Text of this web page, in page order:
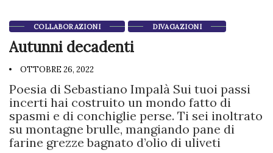
COLLABORAZIONI DIVAGAZIONI
Autunni decadenti
OTTOBRE 26, 2022
Poesia di Sebastiano Impalà Sui tuoi passi
incerti hai costruito un mondo fatto di
spasmi e di conchiglie perse. Ti sei inoltrato
su montagne brulle, mangiando pane di
farine grezze bagnato d’olio di uliveti